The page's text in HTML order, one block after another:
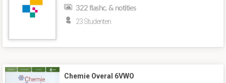
322 flashc. & notities
23 Studenten
Chemie Overal 6VWO